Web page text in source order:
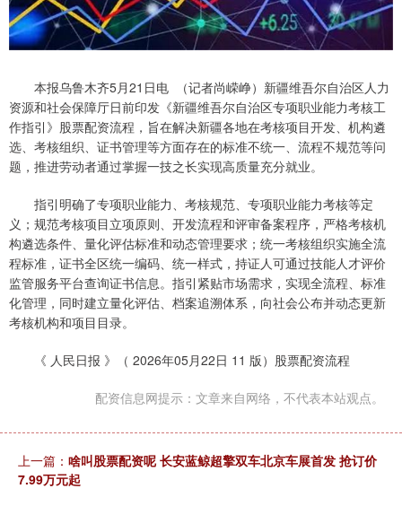
本报乌鲁木齐5月21日电 （记者尚嵘峥）新疆维吾尔自治区人力
资源和社会保障厅日前印发《新疆维吾尔自治区专项职业能力考核工
作指引》股票配资流程，旨在解决新疆各地在考核项目开发、机构遴
选、考核组织、证书管理等方面存在的标准不统一、流程不规范等问
题，推进劳动者通过掌握一技之长实现高质量充分就业。
指引明确了专项职业能力、考核规范、专项职业能力考核等定
义；规范考核项目立项原则、开发流程和评审备案程序，严格考核机
构遴选条件、量化评估标准和动态管理要求；统一考核组织实施全流
程标准，证书全区统一编码、统一样式，持证人可通过技能人才评价
监管服务平台查询证书信息。指引紧贴市场需求，实现全流程、标准
化管理，同时建立量化评估、档案追溯体系，向社会公布并动态更新
考核机构和项目目录。
《 人民日报 》（ 2026年05月22日 11 版）股票配资流程
配资信息网提示：文章来自网络，不代表本站观点。
上一篇： 啥叫股票配资呢 长安蓝鲸超擎双车北京车展首发 抢订价
7.99万元起